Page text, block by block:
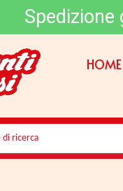
HOME